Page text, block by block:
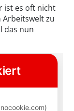
ist es oft nicht
Arbeitswelt zu
das nun